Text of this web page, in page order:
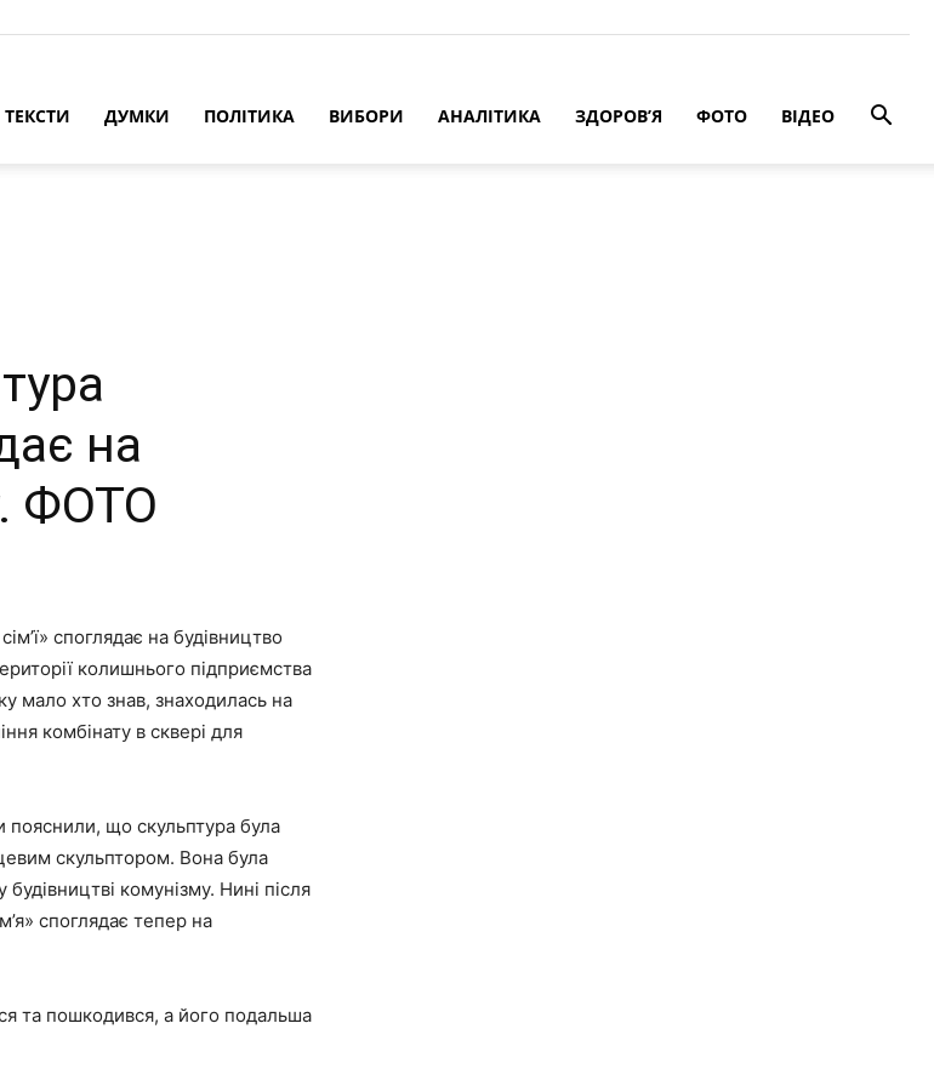
ТЕКСТИ ДУМКИ ПОЛІТИКА ВИБОРИ АНАЛІТИКА ЗДОРОВ’Я ФОТО ВІДЕО
на
ФОТО
споглядає на будівництво
колишнього підприємства
мало хто знав, знаходилась на
комбінату в сквері для
пояснили, що скульптура була
скульптором. Вона була
комунізму. Нині після
споглядає тепер на
та пошкодився, а його подальша